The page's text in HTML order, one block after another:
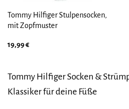
Tommy Hilfiger Stulpensocken,
mit Zopfmuster
19,99€
Tommy Hilfiger Socken &
Klassiker für deine Füße